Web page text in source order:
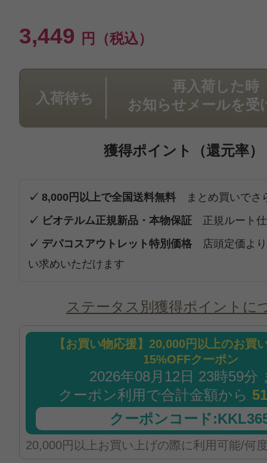
3,449 円（税込）
入荷待ち
再入荷した時
お知らせメールを受
獲得ポイント（還元率）
✓ 8,000円以上で全国送料無料 まとめ買いでさ
✓ ビオテルム正規新品・本物保証 正規ルート
✓ デパコスアウトレット特別価格 店頭定価よ
い求めいただけます
ステータス別獲得ポイントに
【お買い物応援】20,000円以上のお買
15%OFFクーポン
2026年08月12日 23時59分
クーポン利用で合計金額から
クーポンコード
20,000円以上お買い上げの際に利用可能/何